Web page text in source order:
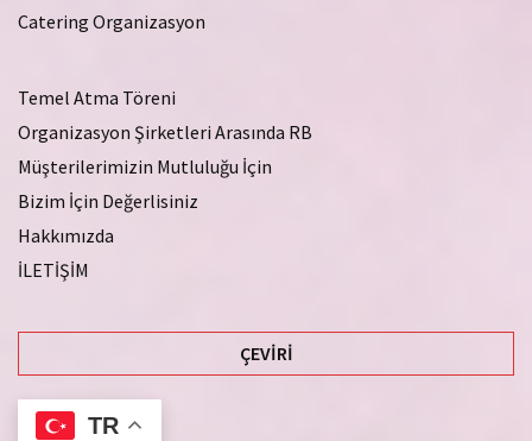
Catering Organizasyon
Temel Atma Töreni
Organizasyon Şirketleri Arasında RB
Müşterilerimizin Mutluluğu İçin
Bizim İçin Değerlisiniz
Hakkımızda
İLETİŞİM
ÇEVIRI
TR